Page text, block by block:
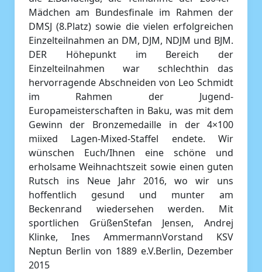
Mädchen am Bundesfinale im Rahmen der
DMSJ (8.Platz) sowie die vielen erfolgreichen
Einzelteilnahmen an DM, DJM, NDJM und BJM.
DER Höhepunkt im Bereich der
Einzelteilnahmen war schlechthin das
hervorragende Abschneiden von Leo Schmidt
im Rahmen der Jugend-
Europameisterschaften in Baku, was mit dem
Gewinn der Bronzemedaille in der 4×100
miixed Lagen-Mixed-Staffel endete. Wir
wünschen Euch/Ihnen eine schöne und
erholsame Weihnachtszeit sowie einen guten
Rutsch ins Neue Jahr 2016, wo wir uns
hoffentlich gesund und munter am
Beckenrand wiedersehen werden. Mit
sportlichen GrüßenStefan Jensen, Andrej
Klinke, Ines AmmermannVorstand KSV
Neptun Berlin von 1889 e.V.Berlin, Dezember
2015